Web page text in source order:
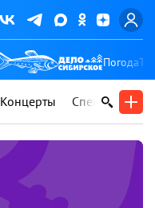
Погода
Концерты Спектакли